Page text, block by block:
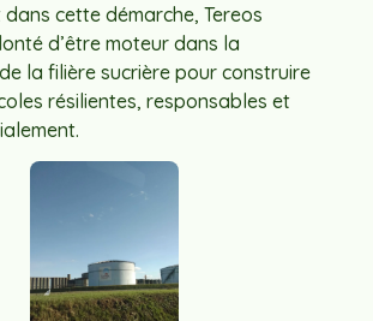
dans cette démarche, Tereos
d’être moteur dans la
la filière sucrière pour construire
résilientes, responsables et